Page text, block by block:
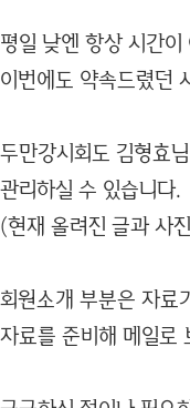
평일 낮엔 항상 시간
이번에도 약속드렸던
두만강시회도 김형효
관리하실 수 있습니다.
(현재 올려진 글과 사
회원소개 부분은 자료
자료를 준비해 메일로